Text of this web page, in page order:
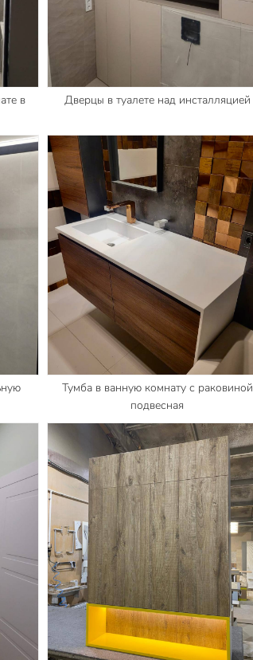
в
Дверцы в туалете над инсталляцией
Тумба в ванную комнату с раковиной
подвесная